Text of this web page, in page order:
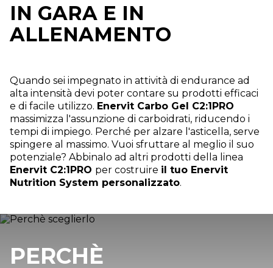
IN GARA E IN
ALLENAMENTO
Quando sei impegnato in attività di endurance ad
alta intensità devi poter contare su prodotti efficaci
e di facile utilizzo. Enervit Carbo Gel C2:1PRO
massimizza l'assunzione di carboidrati, riducendo i
tempi di impiego. Perché per alzare l'asticella, serve
spingere al massimo. Vuoi sfruttare al meglio il suo
potenziale? Abbinalo ad altri prodotti della linea
Enervit C2:1PRO per costruire il tuo Enervit
Nutrition System personalizzato.
PERCHÈ